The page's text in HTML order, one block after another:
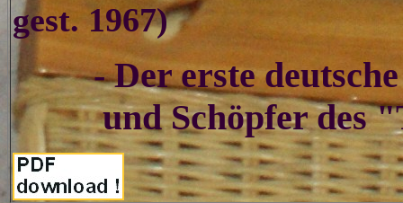
gest. 1967)
- Der erste
und Schöpfer des